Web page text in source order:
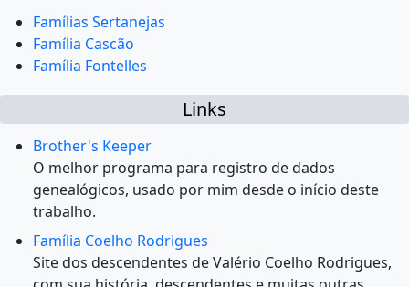
Famílias Sertanejas
Família Cascão
Família Fontelles
Links
Brother's Keeper
O melhor programa para registro de dados
genealógicos, usado por mim desde o início deste
trabalho.
Família Coelho Rodrigues
Site dos descendentes de Valério Coelho Rodrigues,